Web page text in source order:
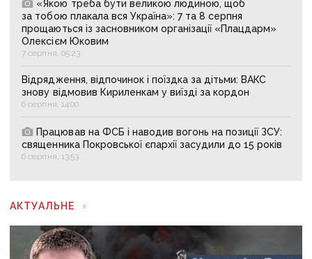
«Якою треба бути великою людиною, щоб
за тобою плакала вся Україна»: 7 та 8 серпня
прощаються із засновником організації «Плацдарм»
Олексієм Юковим
7 серпня, 05:23
Відрядження, відпочинок і поїздка за дітьми: ВАКС
знову відмовив Кириленкам у виїзді за кордон
6 серпня, 14:00
Працював на ФСБ і наводив вогонь на позиції ЗСУ:
священника Покровської єпархії засудили до 15 років
6 серпня, 13:53
АКТУАЛЬНЕ